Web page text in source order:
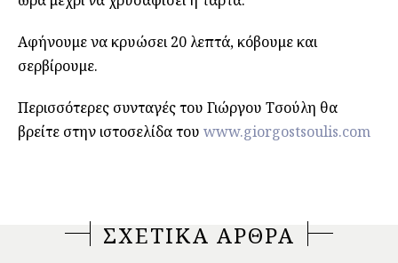
Αφήνουμε να κρυώσει 20 λεπτά, κόβουμε και
σερβίρουμε.
Περισσότερες συνταγές του Γιώργου Τσούλη θα
βρείτε στην ιστοσελίδα του www.giorgostsoulis.com
ΣΧΕΤΙΚΑ ΑΡΘΡΑ